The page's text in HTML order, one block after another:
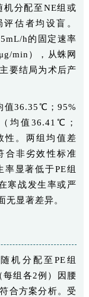
机分配至NE组或
估者均设盲。
h的固定速率
min），从蛛网
要结局为术后产
值36.35℃；95%
均值36.41℃；
性。两组均值差
合非劣效性标准
率显著低于PE组
寒战发生率或严
无显著差异。
机分配至PE组
每组各2例）因腰
合方案分析。受